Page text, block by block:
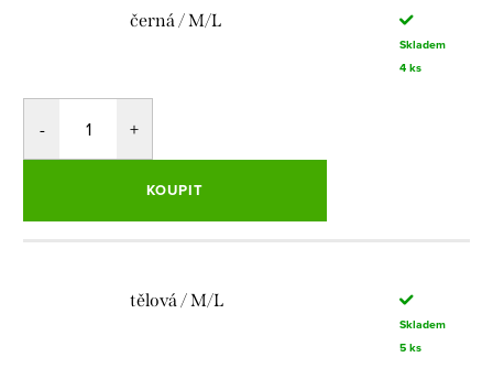
černá / M/L
Skladem
4 ks
KOUPIT
tělová / M/L
Skladem
5 ks